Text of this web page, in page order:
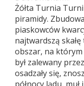
Żółta Turnia
piramidy.
piaskowców
najtwardszą
obszar, na
był zalewany
osadzały się,